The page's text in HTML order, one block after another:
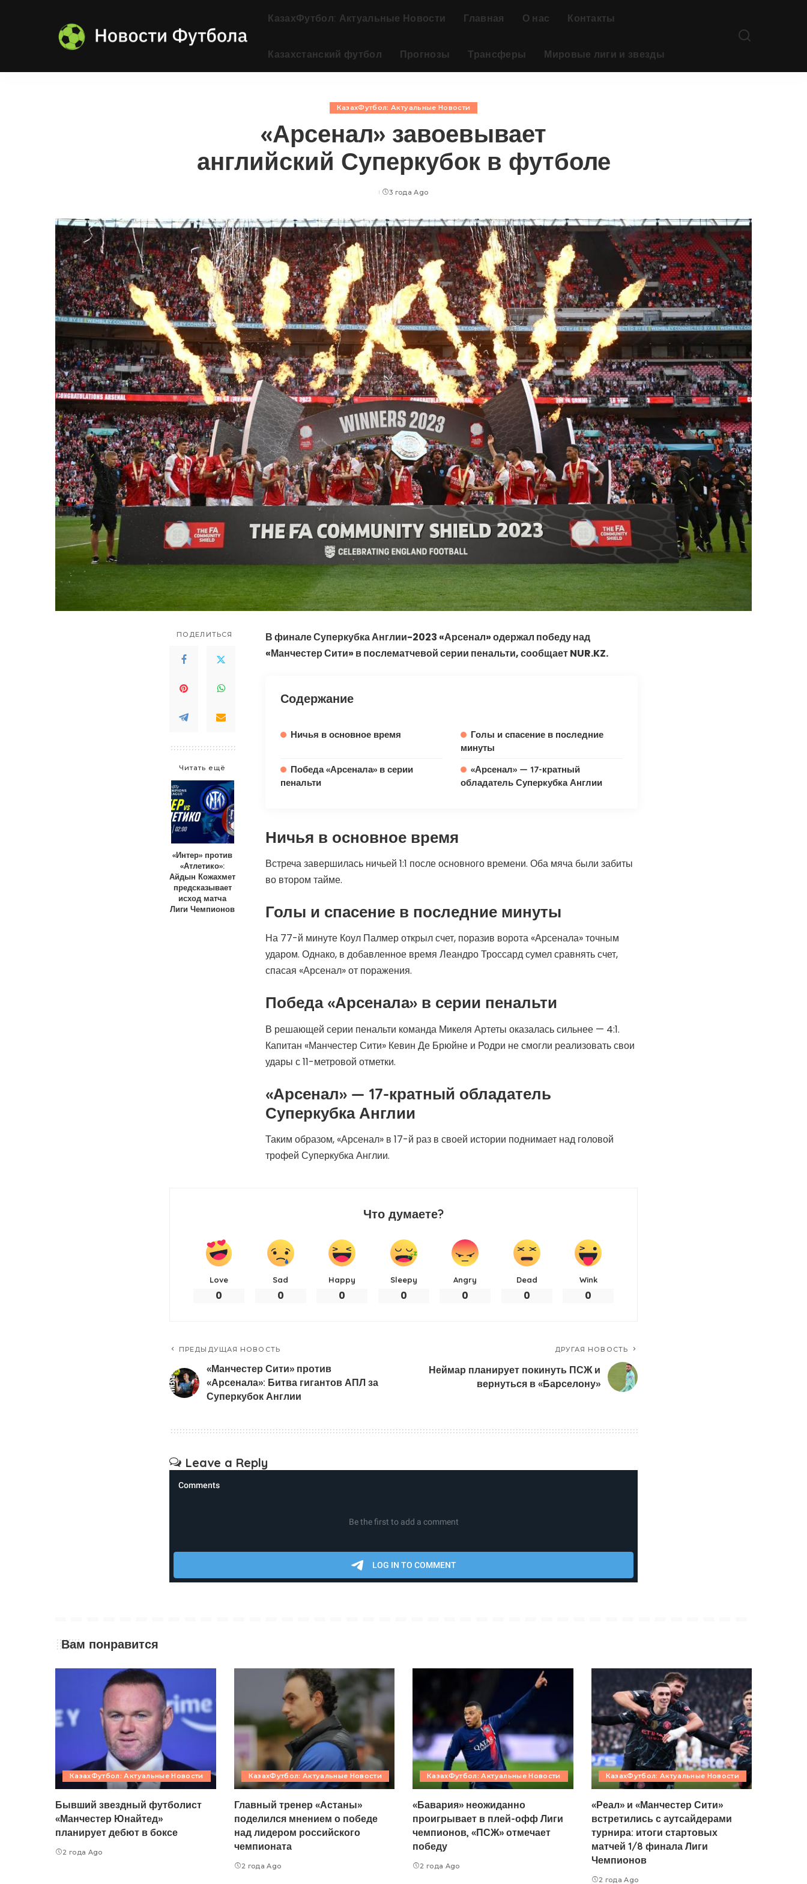
КазахФутбол: Актуальные Новости Главная О нас Контакты
Казахстанский футбол Прогнозы Трансферы Мировые лиги и звезды
КазахФутбол: Актуальные Новости
«Арсенал» завоевывает
английский Суперкубок в футболе
Posted
3 года Ago
ПОДЕЛИТЬСЯ
Читать ещё
«Интер» против
«Атлетико»:
Айдын Кожахмет
предсказывает
исход матча
Лиги Чемпионов
В финале Суперкубка Англии-2023 «Арсенал» одержал победу над
«Манчестер Сити» в послематчевой серии пенальти, сообщает NUR.KZ.
Содержание
Ничья в основное время
Голы и спасение в последние
минуты
Победа «Арсенала» в серии
пенальти
«Арсенал» — 17-кратный
обладатель Суперкубка Англии
Ничья в основное время
Встреча завершилась ничьей 1:1 после основного времени. Оба мяча были забиты
во втором тайме.
Голы и спасение в последние минуты
На 77-й минуте Коул Палмер открыл счет, поразив ворота «Арсенала» точным
ударом. Однако, в добавленное время Леандро Троссард сумел сравнять счет,
спасая «Арсенал» от поражения.
Победа «Арсенала» в серии пенальти
В решающей серии пенальти команда Микеля Артеты оказалась сильнее — 4:1.
Капитан «Манчестер Сити» Кевин Де Брюйне и Родри не смогли реализовать свои
удары с 11-метровой отметки.
«Арсенал» — 17-кратный обладатель
Суперкубка Англии
Таким образом, «Арсенал» в 17-й раз в своей истории поднимает над головой
трофей Суперкубка Англии.
Что думаете?
Love
0
Sad
0
Happy
0
Sleepy
0
Angry
0
Dead
0
Wink
0
ПРЕДЫДУЩАЯ НОВОСТЬ
«Манчестер Сити» против
«Арсенала»: Битва гигантов АПЛ за
Суперкубок Англии
ДРУГАЯ НОВОСТЬ
Неймар планирует покинуть ПСЖ и
вернуться в «Барселону»
Leave a Reply
Вам понравится
КазахФутбол: Актуальные Новости
Бывший звездный футболист
«Манчестер Юнайтед»
планирует дебют в боксе
2 года Ago
КазахФутбол: Актуальные Новости
Главный тренер «Астаны»
поделился мнением о победе
над лидером российского
чемпионата
2 года Ago
КазахФутбол: Актуальные Новости
«Бавария» неожиданно
проигрывает в плей-офф Лиги
чемпионов, «ПСЖ» отмечает
победу
2 года Ago
КазахФутбол: Актуальные Новости
«Реал» и «Манчестер Сити»
встретились с аутсайдерами
турнира: итоги стартовых
матчей 1/8 финала Лиги
Чемпионов
2 года Ago